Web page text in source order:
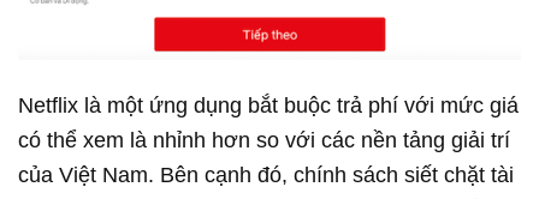
Netflix là một ứng dụng bắt buộc trả phí với mức giá
có thể xem là nhỉnh hơn so với các nền tảng giải trí
của Việt Nam. Bên cạnh đó, chính sách siết chặt tài